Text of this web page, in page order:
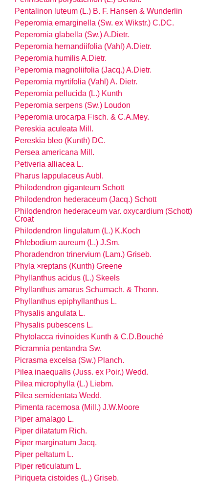
Pentalinon luteum (L.) B. F. Hansen & Wunderlin
Peperomia emarginella (Sw. ex Wikstr.) C.DC.
Peperomia glabella (Sw.) A.Dietr.
Peperomia hernandiifolia (Vahl) A.Dietr.
Peperomia humilis A.Dietr.
Peperomia magnoliifolia (Jacq.) A.Dietr.
Peperomia myrtifolia (Vahl) A. Dietr.
Peperomia pellucida (L.) Kunth
Peperomia serpens (Sw.) Loudon
Peperomia urocarpa Fisch. & C.A.Mey.
Pereskia aculeata Mill.
Pereskia bleo (Kunth) DC.
Persea americana Mill.
Petiveria alliacea L.
Pharus lappulaceus Aubl.
Philodendron giganteum Schott
Philodendron hederaceum (Jacq.) Schott
Philodendron hederaceum var. oxycardium (Schott)
Croat
Philodendron lingulatum (L.) K.Koch
Phlebodium aureum (L.) J.Sm.
Phoradendron trinervium (Lam.) Griseb.
Phyla ×reptans (Kunth) Greene
Phyllanthus acidus (L.) Skeels
Phyllanthus amarus Schumach. & Thonn.
Phyllanthus epiphyllanthus L.
Physalis angulata L.
Physalis pubescens L.
Phytolacca rivinoides Kunth & C.D.Bouché
Picramnia pentandra Sw.
Picrasma excelsa (Sw.) Planch.
Pilea inaequalis (Juss. ex Poir.) Wedd.
Pilea microphylla (L.) Liebm.
Pilea semidentata Wedd.
Pimenta racemosa (Mill.) J.W.Moore
Piper amalago L.
Piper dilatatum Rich.
Piper marginatum Jacq.
Piper peltatum L.
Piper reticulatum L.
Piriqueta cistoides (L.) Griseb.